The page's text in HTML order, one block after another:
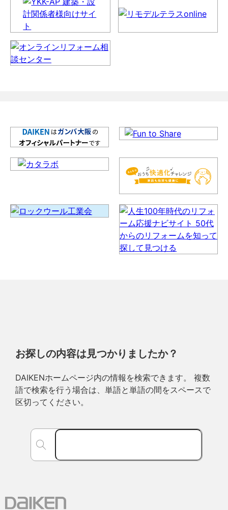
お探しの内容は見つかりましたか？
DAIKENホームページ内の情報を検索できます。 複数
語で検索を行う場合は、単語と単語の間をスペースで
区切ってください。